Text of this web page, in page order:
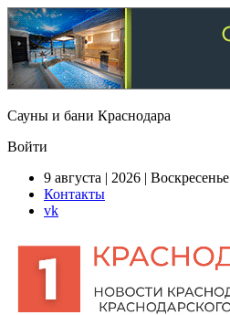
Сауны и бани Краснодара
Войти
9 августа | 2026 | Воскресенье
Контакты
vk